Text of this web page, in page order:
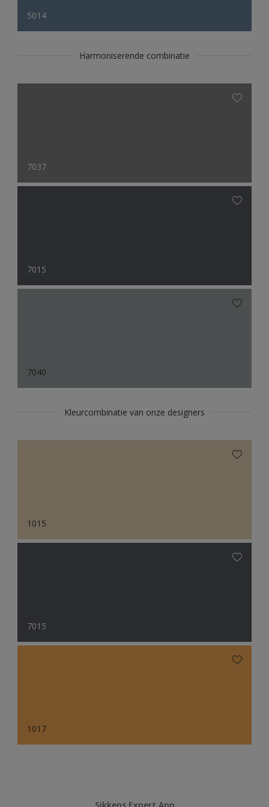
5014
Harmoniserende combinatie
7037
7015
7040
Kleurcombinatie van onze designers
1015
7015
1017
Sikkens Expert App